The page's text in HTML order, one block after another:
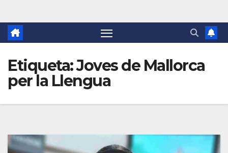
Etiqueta:Joves de Mallorca
per la Llengua